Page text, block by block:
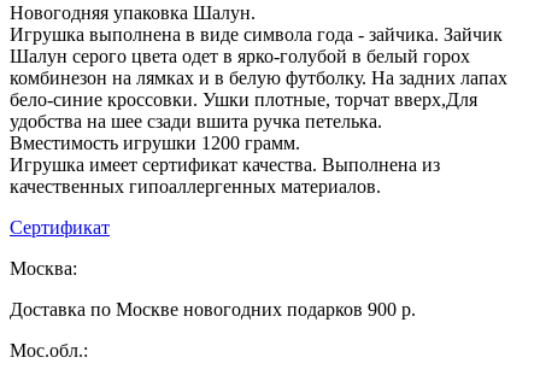
Новогодняя упаковка Шалун.
Игрушка выполнена в виде символа года - зайчика. Зайчик
Шалун серого цвета одет в ярко-голубой в белый горох
комбинезон на лямках и в белую футболку. На задних лапах
бело-синие кроссовки. Ушки плотные, торчат вверх,Для
удобства на шее сзади вшита ручка петелька.
Вместимость игрушки 1200 грамм.
Игрушка имеет сертификат качества. Выполнена из
качественных гипоаллергенных материалов.
Сертификат
Москва:
Доставка по Москве новогодних подарков 900 р.
Мос.обл.: